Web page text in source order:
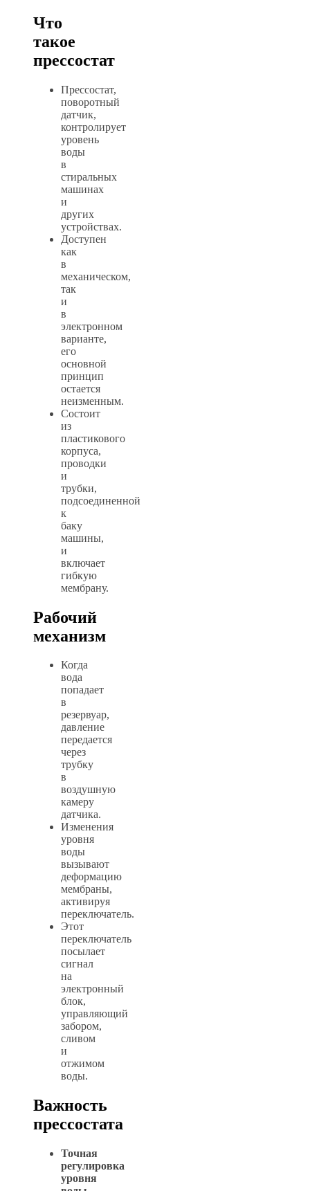
Что
такое
прессостат
Прессостат,
поворотный
датчик,
контролирует
уровень
воды
в
стиральных
машинах
и
других
устройствах.
Доступен
как
в
механическом,
так
и
в
электронном
варианте,
его
основной
принцип
остается
неизменным.
Состоит
из
пластикового
корпуса,
проводки
и
трубки,
подсоединенной
к
баку
машины,
и
включает
гибкую
мембрану.
Рабочий
механизм
Когда
вода
попадает
в
резервуар,
давление
передается
через
трубку
в
воздушную
камеру
датчика.
Изменения
уровня
воды
вызывают
деформацию
мембраны,
активируя
переключатель.
Этот
переключатель
посылает
сигнал
на
электронный
блок,
управляющий
забором,
сливом
и
отжимом
воды.
Важность
прессостата
Точная
регулировка
уровня